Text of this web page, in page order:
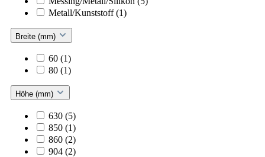
Metall/Kunststoff(1)
Breite (mm)
60 (1)
80 (1)
Höhe (mm)
630 (5)
850 (1)
860 (2)
904 (2)